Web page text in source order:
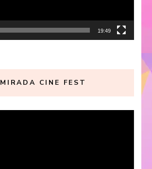
19:49
MIRADA CINE FEST